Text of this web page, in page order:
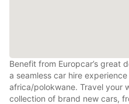
Benefit from Europcar’s great
a seamless car hire
africa/polokwane. Travel your
collection of brand new cars,